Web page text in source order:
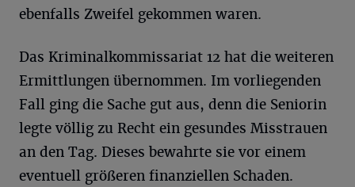
ebenfalls Zweifel gekommen waren.
Das Kriminalkommissariat 12 hat die weiteren
Ermittlungen übernommen. Im vorliegenden
Fall ging die Sache gut aus, denn die Seniorin
legte völlig zu Recht ein gesundes Misstrauen
an den Tag. Dieses bewahrte sie vor einem
eventuell größeren finanziellen Schaden.